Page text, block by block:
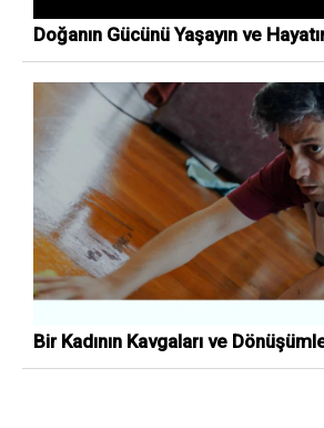
Doğanın Gücünü Yaşayın ve
Bir Kadının Kavgaları ve